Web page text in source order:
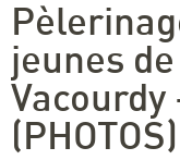
jeunes
Vacourdy
(PHOTOS)